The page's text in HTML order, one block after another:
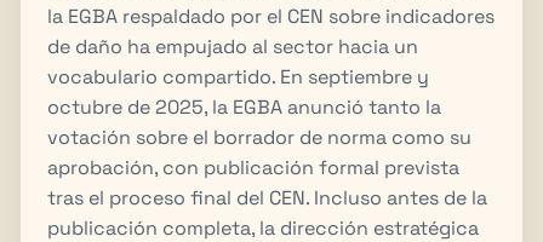
la EGBA respaldado por el CEN sobre indicadores
de daño ha empujado al sector hacia un
vocabulario compartido. En septiembre y
octubre de 2025, la EGBA anunció tanto la
votación sobre el borrador de norma como su
aprobación, con publicación formal prevista
tras el proceso final del CEN. Incluso antes de la
publicación completa, la dirección estratégica